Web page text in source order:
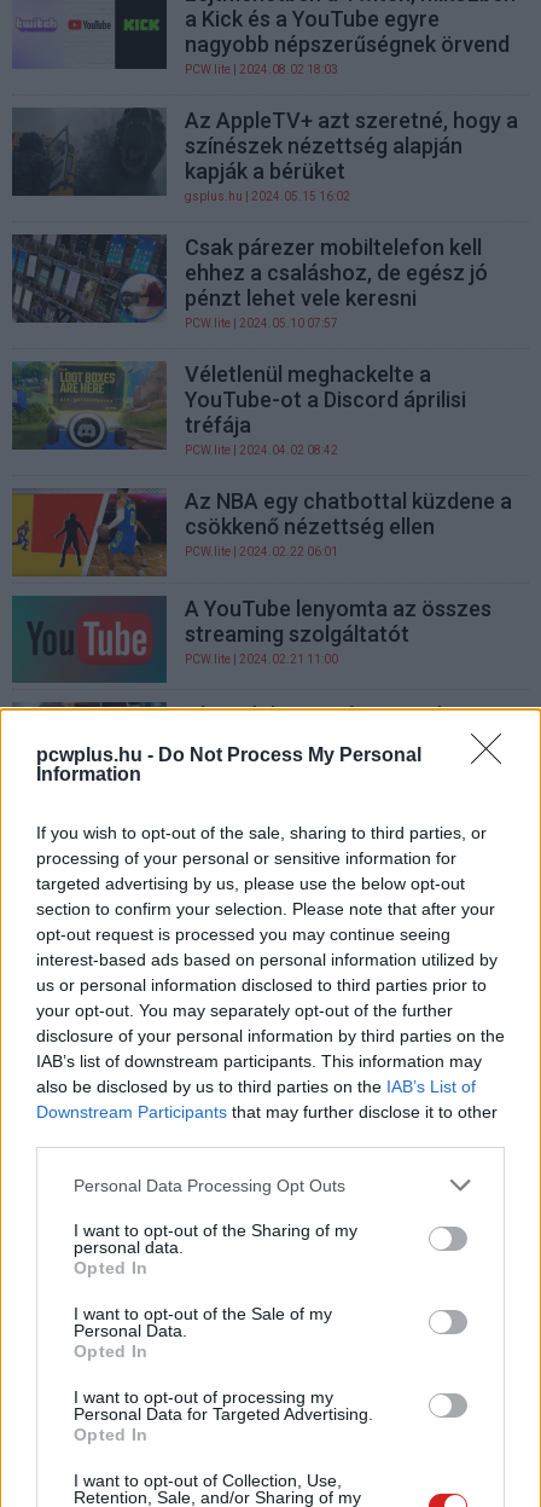
pcwplus.hu - Do Not Process My Personal
Information
If you wish to opt-out of the sale, sharing to third parties, or
processing of your personal or sensitive information for
targeted advertising by us, please use the below opt-out
section to confirm your selection. Please note that after your
opt-out request is processed you may continue seeing
interest-based ads based on personal information utilized by
us or personal information disclosed to third parties prior to
your opt-out. You may separately opt-out of the further
disclosure of your personal information by third parties on the
IAB’s list of downstream participants. This information may
also be disclosed by us to third parties on the IAB’s List of
Downstream Participants that may further disclose it to other
Please note that this website/app uses one or more Google
not limited to your visit or usage behaviour. You may click to
grant or deny consent to Google and its third-party tags to
use your data for below specified purposes in below Google
consent section.
Personal Data Processing Opt Outs
I want to opt-out of the Sharing of my
personal data.
Opted In
I want to opt-out of the Sale of my
Personal Data.
Opted In
I want to opt-out of processing my
Personal Data for Targeted Advertising.
Opted In
I want to opt-out of Collection, Use,
Retention, Sale, and/or Sharing of my
a Kick és a YouTube egyre
nagyobb népszerűségnek örvend
PCW.lite | 2024.08.02 18:03
Az AppleTV+ azt szeretné, hogy a
színészek nézettség alapján
kapják a bérüket
gsplus.hu | 2024.05.15 16:02
Csak párezer mobiltelefon kell
ehhez a csaláshoz, de egész jó
pénzt lehet vele keresni
PCW.lite | 2024.05.10 07:57
Véletlenül meghackelte a
YouTube-ot a Discord áprilisi
tréfája
PCW.lite | 2024.04.02 08:42
Az NBA egy chatbottal küzdene a
csökkenő nézettség ellen
PCW.lite | 2024.02.22 06:01
A YouTube lenyomta az összes
streaming szolgáltatót
PCW.lite | 2024.02.21 11:00
Olyan dolog történt Twitchen,
lenyomták a TheVR-t
A TikTok alkalmazottai simán
eldönthetik, melyik videó lesz
világhírű
PCW.lite| 2023.01.21 18:01
Hamarosan publikus lesz, hányan
néznek egy-egy netflixes
tartalmat
PCW.lite| 2022.10.12 15:32
Az Apple egyik új terméke még az
androidosokat is lehozta a
| 2022.09.09 09:17
Történelmi fordulat: lenyomta a
PCW.lite| 2022.08.19 11:11
nézettsége, már pénzt szeretne
látni belőle a Google
Komoly büntetés elé néz a